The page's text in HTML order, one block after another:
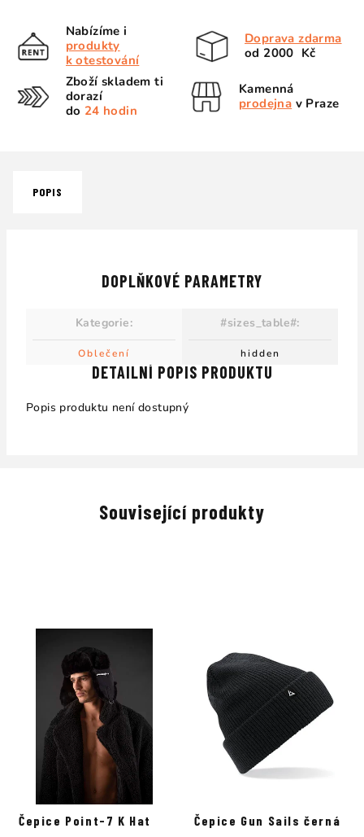
Nabízíme i
produkty
k otestování
Doprava zdarma
od 2000 Kč
Zboží skladem ti
dorazí
do 24 hodin
Kamenná
prodejna v Praze
POPIS
DETAILNÍ POPIS PRODUKTU
Popis produktu není dostupný
DOPLŇKOVÉ PARAMETRY
Kategorie:
Oblečení
#sizes_table#:
hidden
Související produkty
Čepice Point-7 K Hat Čepice Gun Sails černá